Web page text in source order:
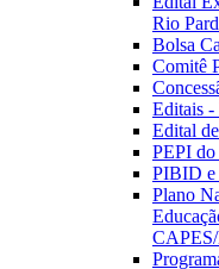
Rio
Bolsa
Comitê
Editais -
Edital
PEPI
PIBID e
Plano